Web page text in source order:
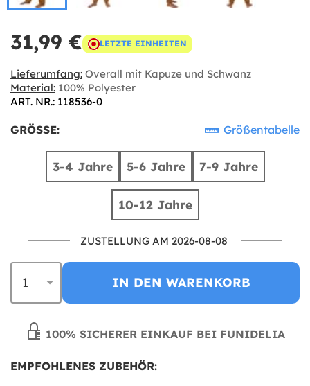
31,99 € LETZTE EINHEITEN
Lieferumfang: Overall mit Kapuze und Schwanz
Material: 100% Polyester
ART. NR.: 118536-0
GRÖSSE: Größentabelle
3-4 Jahre 5-6 Jahre 7-9 Jahre
10-12 Jahre
ZUSTELLUNG AM 2026-08-08
IN DEN WARENKORB
100% SICHERER EINKAUF BEI FUNIDELIA
EMPFOHLENES ZUBEHÖR: